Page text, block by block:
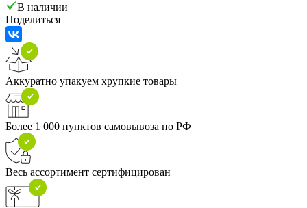
В наличии
Поделиться
Аккуратно упакуем хрупкие товары
Более 1 000 пунктов самовывоза по РФ
Весь ассортимент сертифицирован